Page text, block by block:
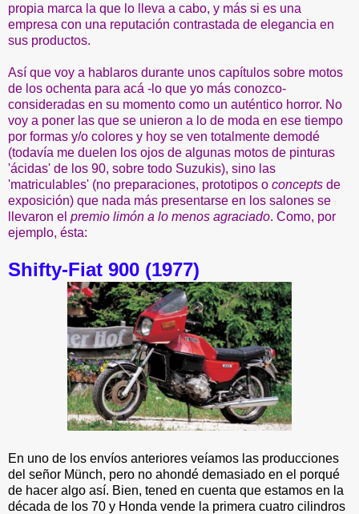
propia marca la que lo lleva a cabo, y más si es una
empresa con una reputación contrastada de elegancia en
sus productos.
Así que voy a hablaros durante unos capítulos sobre motos
de los ochenta para acá -lo que yo más conozco-
consideradas en su momento como un auténtico horror. No
voy a poner las que se unieron a lo de moda en ese tiempo
por formas y/o colores y hoy se ven totalmente demodé
(todavía me duelen los ojos de algunas motos de pinturas
'ácidas' de los 90, sobre todo Suzukis), sino las
'matriculables' (no preparaciones, prototipos o concepts de
exposición) que nada más presentarse en los salones se
llevaron el premio limón a lo menos agraciado. Como, por
ejemplo, ésta:
Shifty-Fiat 900 (1977)
En uno de los envíos anteriores veíamos las producciones
del señor Münch, pero no ahondé demasiado en el porqué
de hacer algo así. Bien, tened en cuenta que estamos en la
década de los 70 y Honda vende la primera cuatro cilindros